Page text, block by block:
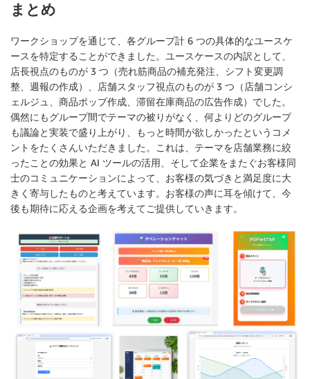
まとめ
ワークショップを通じて、各グループ計 6 つの具体的なユースケ
ースを特定することができました。ユースケースの内訳として、
店長視点のものが 3 つ（売れ筋商品の補充発注、シフト変更調
整、週報の作成）、店舗スタッフ視点のものが 3 つ（店舗コンシ
ェルジュ、商品ポップ作成、滞留在庫商品の広告作成）でした。
偶然にもグループ間でテーマの被りがなく、何よりどのグループ
も議論と実装で盛り上がり、もっと時間が欲しかったというコメ
ントをたくさんいただきました。これは、テーマを店舗業務に絞
ったことの効果と AI ツールの活用、そして企業をまたぐお客様同
士のコミュニケーションによって、お客様の気づきと満足度に大
きく寄与したものと考えています。お客様の声に耳を傾けて、今
後も期待に応える企画を考えてご提供していきます。